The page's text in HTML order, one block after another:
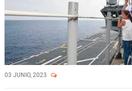
03 JUNIO, 2023